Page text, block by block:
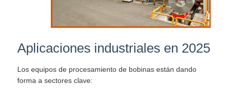
Aplicaciones industriales en 2025
Los equipos de procesamiento de bobinas están dando
forma a sectores clave: